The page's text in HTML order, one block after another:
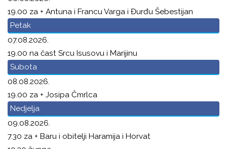
19.00 za + Antuna i Francu Varga i Đurđu Šebestijan
Petak
07.08.2026.
19.00 na čast Srcu Isusovu i Marijinu
Subota
08.08.2026.
19.00 za + Josipa Čmrlca
Nedjelja
09.08.2026.
7.30 za + Baru i obitelji Haramija i Horvat